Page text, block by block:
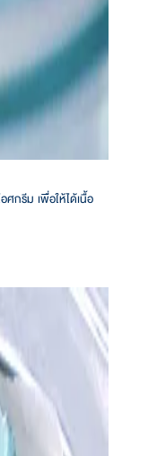
ศกรีม เพื่อให้ได้เนื้อ